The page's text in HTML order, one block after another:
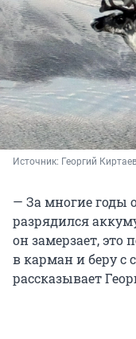
Источник: Георгий
— За многие годы
разрядился
он замерзает, это
в карман и беру с
рассказывает